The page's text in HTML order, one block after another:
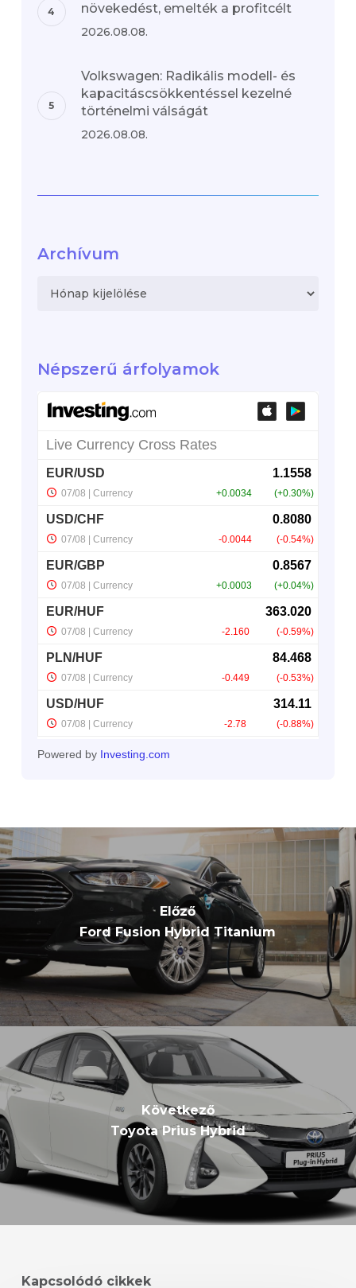
növekedést, emelték a profitcélt
2026.08.08.
Volkswagen: Radikális modell- és
kapacitáscsökkentéssel kezelné
történelmi válságát
2026.08.08.
Archívum
Népszerű árfolyamok
Powered by Investing.com
Előző
Ford Fusion Hybrid Titanium
Következő
Toyota Prius Hybrid
Kapcsolódó cikkek